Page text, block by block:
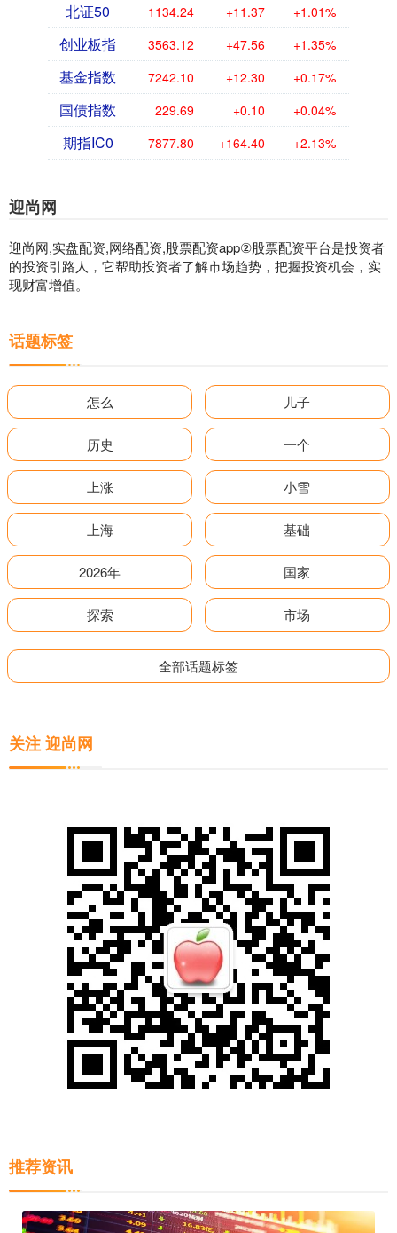
北证50 1134.24 +11.37 +1.01%
创业板指 3563.12 +47.56 +1.35%
基金指数 7242.10 +12.30 +0.17%
国债指数 229.69 +0.10 +0.04%
期指IC0 7877.80 +164.40 +2.13%
迎尚网
迎尚网,实盘配资,网络配资,股票配资app②股票配资平台是投资者
的投资引路人，它帮助投资者了解市场趋势，把握投资机会，实
现财富增值。
话题标签
怎么 儿子
历史 一个
上涨 小雪
上海 基础
2026年 国家
探索 市场
全部话题标签
关注 迎尚网
推荐资讯